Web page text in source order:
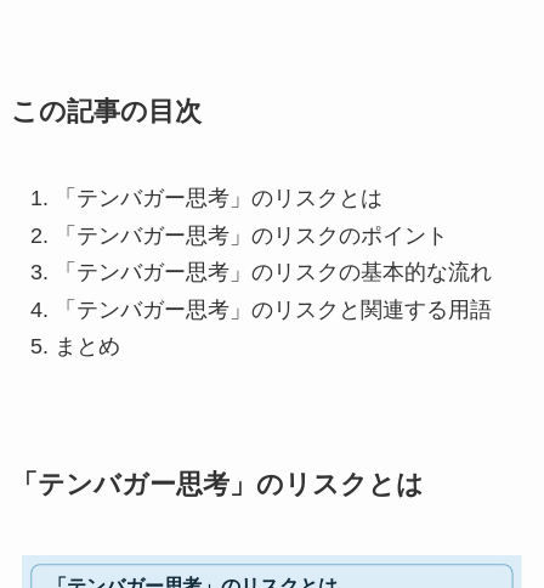
この記事の目次
「テンバガー思考」のリスクとは
「テンバガー思考」のリスクのポイント
「テンバガー思考」のリスクの基本的な流れ
「テンバガー思考」のリスクと関連する用語
まとめ
「テンバガー思考」のリスクとは